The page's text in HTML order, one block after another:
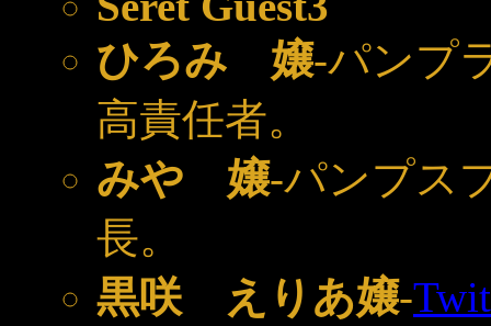
ひろみ 嬢-パンプ
高責任者。
みや 嬢-パンプス
長。
黒咲 えりあ嬢-